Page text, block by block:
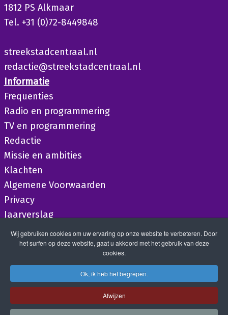
1812 PS Alkmaar
Tel. +31 (0)72-8449848
streekstadcentraal.nl
redactie@streekstadcentraal.nl
Informatie
Frequenties
Radio en programmering
TV en programmering
Redactie
Missie en ambities
Klachten
Algemene Voorwaarden
Privacy
Jaarverslag
Wij gebruiken cookies om uw ervaring op onze website te verbeteren. Door
het surfen op deze website, gaat u akkoord met het gebruik van deze
cookies.
Ok, ik heb het begrepen.
Afwijzen